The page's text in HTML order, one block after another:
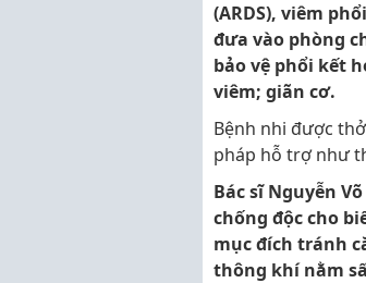
(ARDS), viêm
đưa vào phòng
bảo vệ phổi kết
viêm; giãn cơ.
Bệnh nhi được
pháp hỗ trợ như
Bác sĩ Nguyễn
chống độc cho
mục đích tránh
thông khí nằm